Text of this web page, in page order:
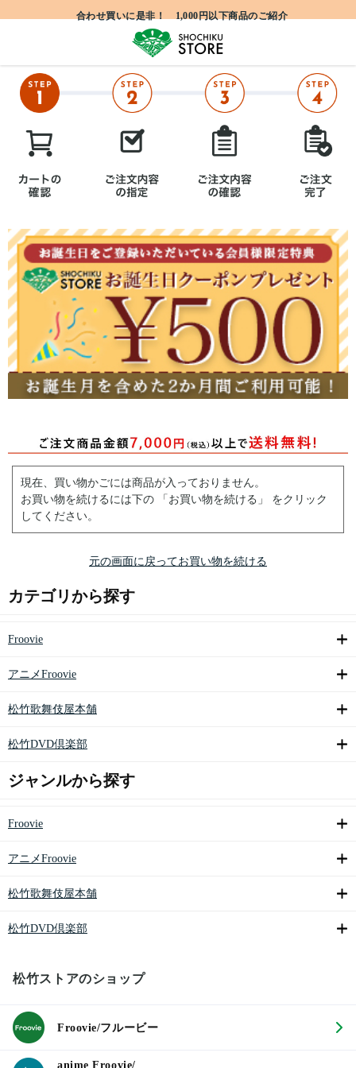
合わせ買いに是非！ 1,000円以下商品のご紹介
現在、買い物かごには商品が入っておりません。
お買い物を続けるには下の 「お買い物を続ける」 をクリック
してください。
元の画面に戻ってお買い物を続ける
カテゴリから探す
Froovie
アニメFroovie
松竹歌舞伎屋本舗
松竹DVD倶楽部
ジャンルから探す
Froovie
アニメFroovie
松竹歌舞伎屋本舗
松竹DVD倶楽部
松竹ストアのショップ
Froovie/フルービー
anime Froovie/